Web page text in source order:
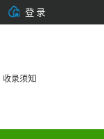
登 录
收录须知